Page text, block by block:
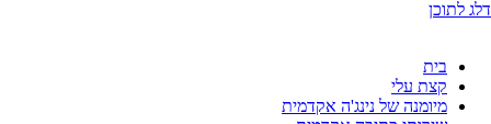
דלג לתוכן
בית
קצת עלי
מיומנה של נינג'ה אקדמית